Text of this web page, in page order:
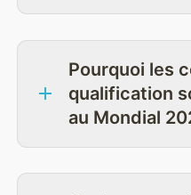
Pourquoi les
qualification
au Mondial